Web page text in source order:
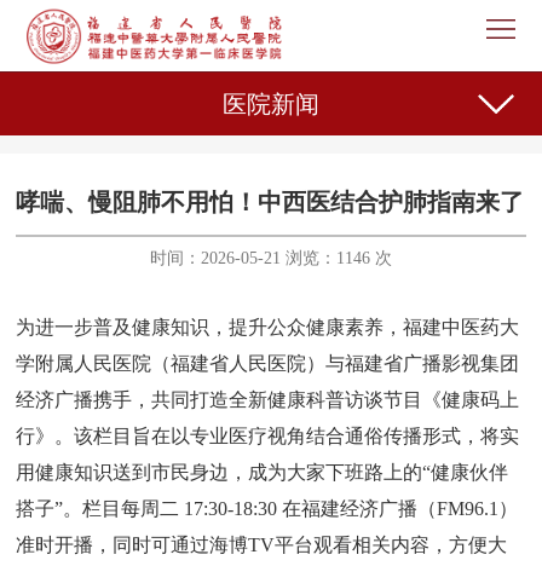
院
概
新
闻
机
置
介
绍
理
天
地
教
教
学
研
之
人
医院新闻
哮喘、慢阻肺不用怕！中西医结合护肺指南来了
时间：2026-05-21 浏览：1146 次
为进一步普及健康知识，提升公众健康素养，福建中医药大
学附属人民医院（福建省人民医院）与福建省广播影视集团
经济广播携手，共同打造全新健康科普访谈节目《健康码上
行》。该栏目旨在以专业医疗视角结合通俗传播形式，将实
用健康知识送到市民身边，成为大家下班路上的“健康伙伴
搭子”。栏目每周二 17:30-18:30 在福建经济广播（FM96.1）
准时开播，同时可通过海博TV平台观看相关内容，方便大